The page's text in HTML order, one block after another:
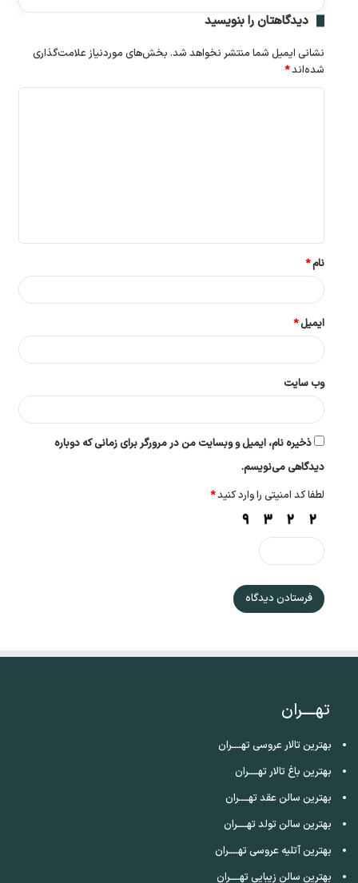
دیدگاهتان را بنویسید
نشانی ایمیل شما منتشر نخواهد شد. بخش‌های موردنیاز علامت‌گذاری
شده‌اند*
*
نام*
ایمیل*
وب‌ سایت
ذخیره نام، ایمیل و وبسایت من در مرورگر برای زمانی که دوباره
دیدگاهی می‌نویسم.
لطفا کد امنیتی را وارد کنید*
تهــــران
بهترین تالار عروسی تهــــران
بهترین باغ تالار تهــــران
بهترین سالن عقد تهــــران
بهترین سالن تولد تهــــران
بهترین آتلیه عروسی تهــــران
بهترین سالن زیبایی تهــــران